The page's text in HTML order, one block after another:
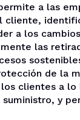
a las
cliente,
a los
las
de la
clientes a lo
suministro, y